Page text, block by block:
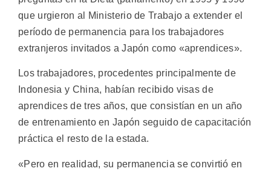
que urgieron al Ministerio de Trabajo a extender el
período de permanencia para los trabajadores
extranjeros invitados a Japón como «aprendices».
Los trabajadores, procedentes principalmente de
Indonesia y China, habían recibido visas de
aprendices de tres años, que consistían en un año
de entrenamiento en Japón seguido de capacitación
práctica el resto de la estada.
«Pero en realidad, su permanencia se convirtió en